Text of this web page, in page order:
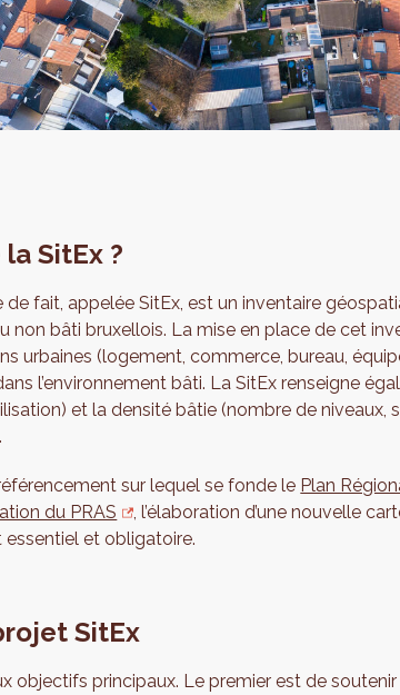
la SitEx ?
de fait, appelée SitEx, est un inventaire
non bâti bruxellois. La mise en place de cet
urbaines (logement, commerce, bureau,
l’environnement bâti. La SitEx renseigne
et la densité bâtie (nombre de niveaux,
sur lequel se fonde le Plan
du PRAS
, l’élaboration d’une nouvelle
essentiel et obligatoire.
SitEx
objectifs principaux. Le premier est de